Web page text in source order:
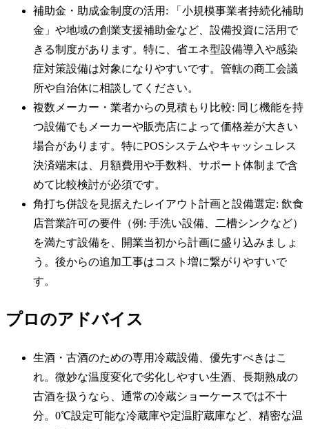
補助金・助成金制度の活用: 「小規模事業者持続化補助
金」や地域の創業支援補助金など、設備投資に活用で
きる制度があります。特に、省エネ型設備導入や感染
症対策設備は対象になりやすいです。管轄の商工会議
所や自治体に相談してください。
複数メーカー・業者からの見積もり比較: 同じ機能を持
つ設備でもメーカーや販売店によって価格差が大きい
場合があります。特にPOSシステムやキャッシュレス
決済端末は、月額費用や手数料、サポート体制まで含
めて比較検討が必須です。
角打ち併設を見据えたレイアウト計画と設備選定: 飲食
店営業許可の要件（例: 手洗い設備、二槽シンクなど）
を満たす設備を、開業当初から計画に盛り込みましょ
う。後からの追加工事はコスト増に繋がりやすいで
す。
プロのアドバイス
生酒・古酒のための専用冷蔵設備、優先すべきはこ
れ。微妙な温度変化で劣化しやすい生酒、長期熟成の
古酒を扱うなら、通常の冷蔵ショーケースでは不十
分。0℃設定可能な冷蔵庫や定温貯蔵庫など、精密な温